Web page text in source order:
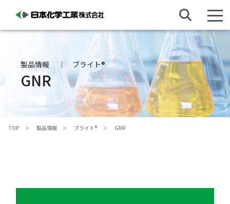
製品情報 ブライト®
GNR
TOP 製品情報 ブライト® GNR